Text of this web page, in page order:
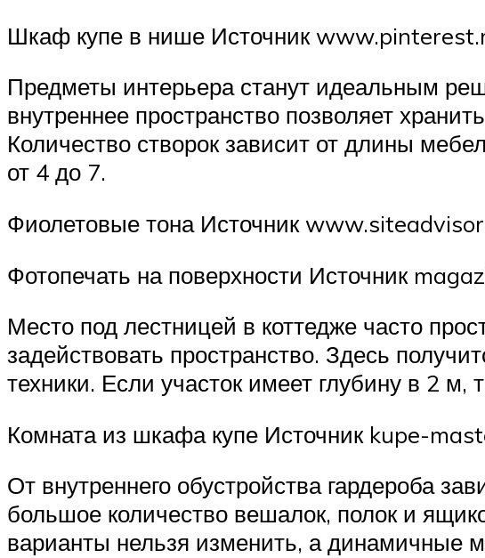
Шкаф купе в нише Источник
Предметы интерьера станут идеальным
внутреннее пространство позволяет
Количество створок зависит от длины
от 4 до 7.
Фиолетовые тона Источник
Фотопечать на поверхности Источник
Место под лестницей в коттедже часто
задействовать пространство. Здесь
техники. Если участок имеет глубину в 2
Комната из шкафа купе Источник kupe-
От внутреннего обустройства гардероба
большое количество вешалок, полок и
варианты нельзя изменить, а динамичные